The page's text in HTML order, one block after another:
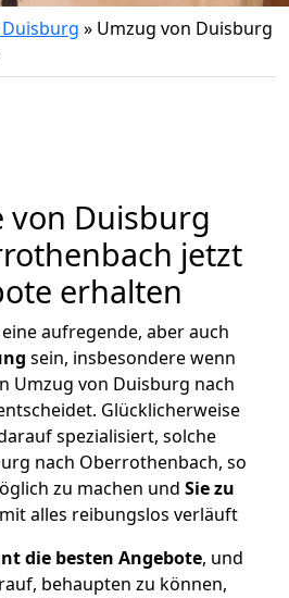
» Umzug von Duisburg
von Duisburg
jetzt
erhalten
aufregende, aber auch
sein, insbesondere wenn
Umzug von Duisburg nach
Glücklicherweise
spezialisiert, solche
nach Oberrothenbach, so
zu machen und Sie zu
alles reibungslos verläuft
die besten Angebote, und
behaupten zu können,